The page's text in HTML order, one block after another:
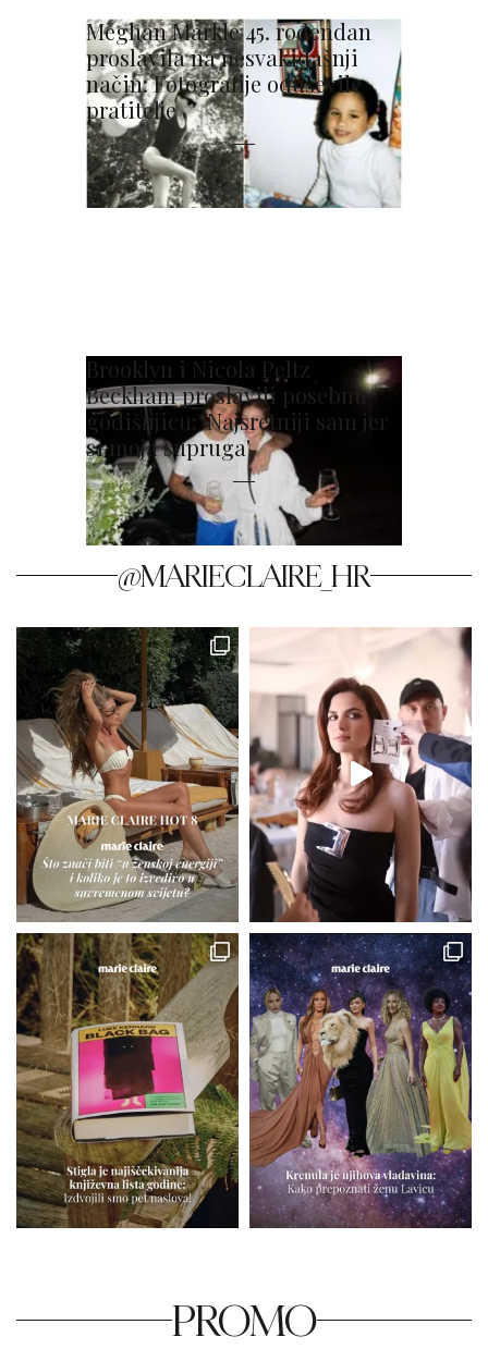
Meghan Markle 45. rođendan
proslavila na nesvakidašnji
način: Fotografije oduševile
pratitelje
Brooklyn i Nicola Peltz
Beckham proslavili posebnu
godišnjicu: 'Najsretniji sam jer
si moja supruga'
@MARIECLAIRE_HR
PROMO